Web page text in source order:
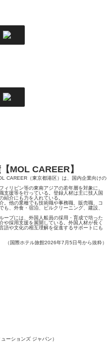
MOL CAREER】
CAREER（東京都港区）は、国内企業向けの
リピン等の東南アジアの若年層を対象に、
支援等を行っている。登録人材は主に技人国
紹介にも力を入れている。
。他の業種でも技術職や事務職、販売職、コ
、外食・宿泊、ビルクリーニング、建設、
ープには、外国人船員の採用・育成で培った
や採用支援を展開している。外国人材が長く
語や文化の相互理解を促進するサポートにも
（国際ホテル旅館2026年7月5日号から抜粋）
ーションズ ジャパン）